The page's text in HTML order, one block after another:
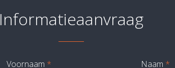
Informatieaanvraag
Voornaam * Naam *